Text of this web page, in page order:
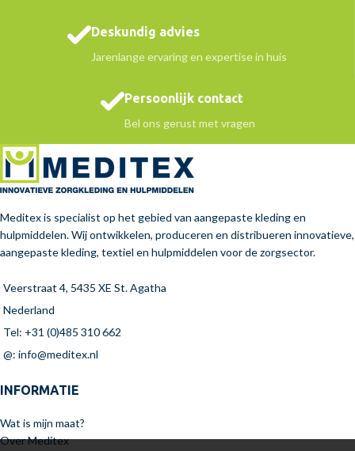
Deskundig advies
Jarenlange ervaring en expertise in huis
Persoonlijk contact
Bel ons gerust met vragen
Meditex is specialist op het gebied van aangepaste kleding en
hulpmiddelen. Wij ontwikkelen, produceren en distribueren innovatieve,
aangepaste kleding, textiel en hulpmiddelen voor de zorgsector.
Veerstraat 4, 5435 XE St. Agatha
Nederland
Tel: +31 (0)485 310 662
@: info@meditex.nl
INFORMATIE
Wat is mijn maat?
Over Meditex